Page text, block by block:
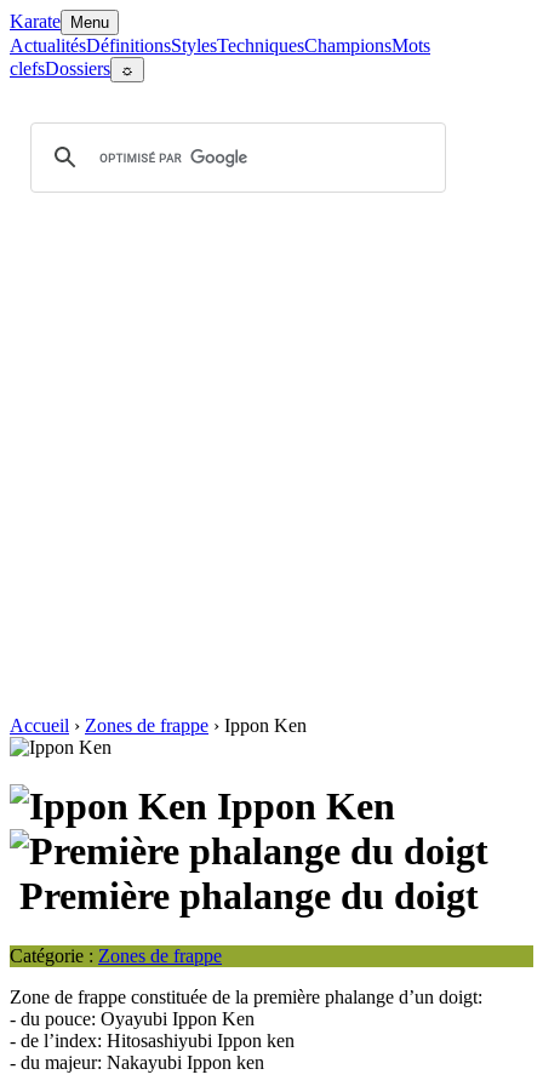
Karate Menu
ActualitésDéfinitionsStylesTechniquesChampionsMots
clefsDossiers ☼
Accueil › Zones de frappe › Ippon Ken
Ippon Ken
Première phalange du doigt
Catégorie : Zones de frappe
Zone de frappe constituée de la première phalange d’un doigt:
- du pouce: Oyayubi Ippon Ken
- de l’index: Hitosashiyubi Ippon ken
- du majeur: Nakayubi Ippon ken